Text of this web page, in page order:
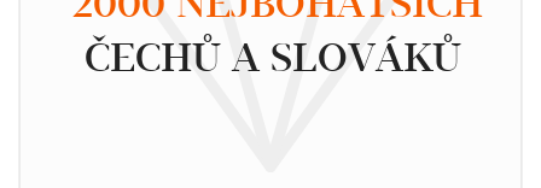
ČECHŮ A SLOVÁKŮ